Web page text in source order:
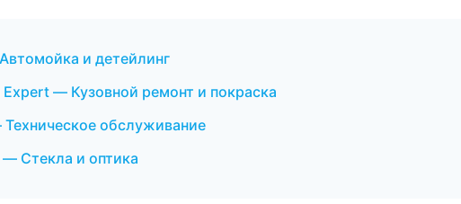
и детейлинг
— Кузовной ремонт и покраска
обслуживание
Стекла и оптика